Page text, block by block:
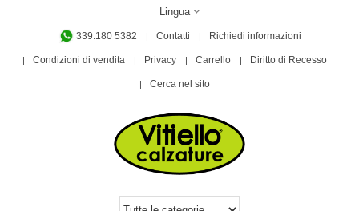
Lingua
339.180 5382 Contatti Richiedi informazioni
Condizioni di vendita Privacy Carrello Diritto di Recesso
Cerca nel sito